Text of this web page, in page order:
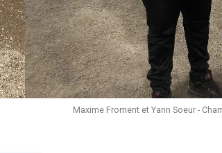
Maxime Froment et Yann Soeur -